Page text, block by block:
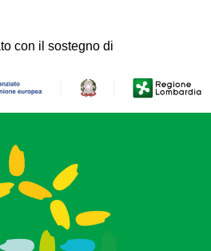
con il sostegno di